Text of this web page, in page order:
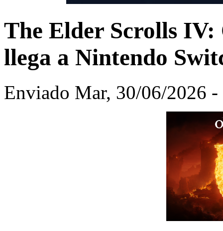
The Elder Scrolls
llega a Nintendo
Enviado Mar, 30/06/2026